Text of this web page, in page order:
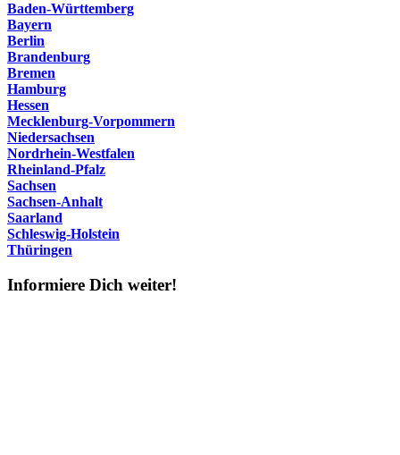
Baden-Württemberg
Bayern
Berlin
Brandenburg
Bremen
Hamburg
Hessen
Mecklenburg-Vorpommern
Niedersachsen
Nordrhein-Westfalen
Rheinland-Pfalz
Sachsen
Sachsen-Anhalt
Saarland
Schleswig-Holstein
Thüringen
Informiere Dich weiter!